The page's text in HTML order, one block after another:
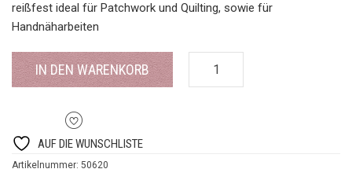
reißfest ideal für Patchwork und Quilting, sowie für
Handnäharbeiten
IN DEN WARENKORB
AUF DIE WUNSCHLISTE
Artikelnummer: 50620